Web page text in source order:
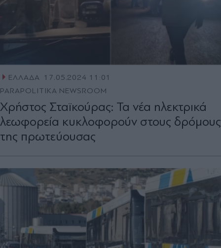
ΕΛΛΑΔΑ 17.05.2024 11:01
PARAPOLITIKA NEWSROOM
Χρήστος Σταϊκούρας: Τα νέα ηλεκτρικά
λεωφορεία κυκλοφορούν στους δρόμους
της πρωτεύουσας